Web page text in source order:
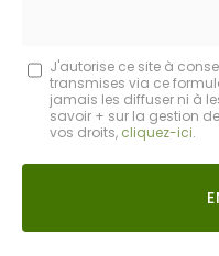
Message
J'autorise ce site à
transmises via ce
jamais les diffuser ni à
savoir + sur la gestion
vos droits, cliquez-ici.
Acceptation